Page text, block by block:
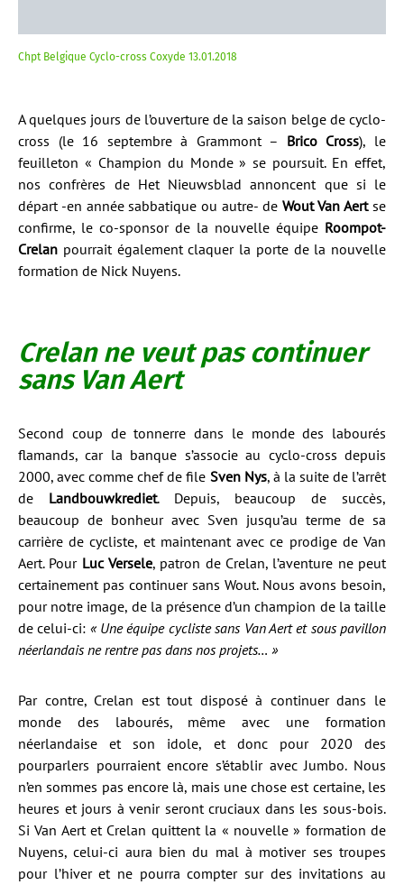
Chpt Belgique Cyclo-cross Coxyde 13.01.2018
A quelques jours de l’ouverture de la saison belge de cyclo-
cross (le 16 septembre à Grammont – Brico Cross), le
feuilleton « Champion du Monde » se poursuit. En effet,
nos confrères de Het Nieuwsblad annoncent que si le
départ -en année sabbatique ou autre- de Wout Van Aertse
confirme, le co-sponsor de la nouvelle équipe Roompot-
Crelan pourrait également claquer la porte de la nouvelle
formation de Nick Nuyens.
Crelan ne veut pas continuer
sans Van Aert
Second coup de tonnerre dans le monde des labourés
flamands, car la banque s’associe au cyclo-cross depuis
2000, avec comme chef de file Sven Nys, à la suite de l’arrêt
de Landbouwkrediet. Depuis, beaucoup de succès,
beaucoup de bonheur avec Sven jusqu’au terme de sa
carrière de cycliste, et maintenant avec ce prodige de Van
Aert. Pour Luc Versele, patron de Crelan, l’aventure ne peut
certainement pas continuer sans Wout. Nous avons besoin,
pour notre image, de la présence d’un champion de la taille
de celui-ci: « Une équipe cycliste sans Van Aert et sous pavillon
néerlandais ne rentre pas dans nos projets… »
Par contre, Crelan est tout disposé à continuer dans le
monde des labourés, même avec une formation
néerlandaise et son idole, et donc pour 2020 des
pourparlers pourraient encore s’établir avec Jumbo. Nous
n’en sommes pas encore là, mais une chose est certaine, les
heures et jours à venir seront cruciaux dans les sous-bois.
Si Van Aert et Crelan quittent la « nouvelle » formation de
Nuyens, celui-ci aura bien du mal à motiver ses troupes
pour l’hiver et ne pourra compter sur des invitations au